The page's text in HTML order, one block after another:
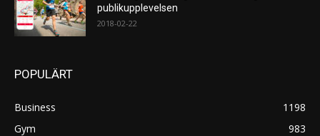
publikupplevelsen
2018-02-22
POPULÄRT
Business
1198
Gym
983